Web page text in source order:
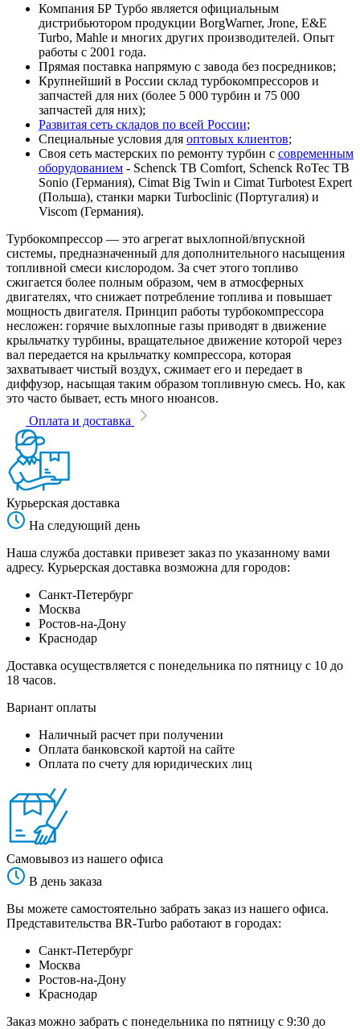
Компания БР Турбо является официальным
дистрибьютором продукции BorgWarner, Jrone, E&E
Turbo, Mahle и многих других производителей. Опыт
работы с 2001 года.
Прямая поставка напрямую с завода без посредников;
Крупнейший в России склад турбокомпрессоров и
запчастей для них (более 5 000 турбин и 75 000
запчастей для них);
Развитая сеть складов по всей России;
Специальные условия для оптовых клиентов;
Своя сеть мастерских по ремонту турбин с современным
оборудованием - Schenck TB Comfort, Schenck RoTec TB
Sonio (Германия), Cimat Big Twin и Cimat Turbotest Expert
(Польша), станки марки Turboclinic (Португалия) и
Viscom (Германия).
Турбокомпрессор — это агрегат выхлопной/впускной
системы, предназначенный для дополнительного насыщения
топливной смеси кислородом. За счет этого топливо
сжигается более полным образом, чем в атмосферных
двигателях, что снижает потребление топлива и повышает
мощность двигателя. Принцип работы турбокомпрессора
несложен: горячие выхлопные газы приводят в движение
крыльчатку турбины, вращательное движение которой через
вал передается на крыльчатку компрессора, которая
захватывает чистый воздух, сжимает его и передает в
диффузор, насыщая таким образом топливную смесь. Но, как
это часто бывает, есть много нюансов.
Оплата и доставка
Курьерская доставка
На следующий день
Наша служба доставки привезет заказ по указанному вами
адресу. Курьерская доставка возможна для городов:
Санкт-Петербург
Москва
Ростов-на-Дону
Краснодар
Доставка осуществляется с понедельника по пятницу с 10 до
18 часов.
Вариант оплаты
Наличный расчет при получении
Оплата банковской картой на сайте
Оплата по счету для юридических лиц
Самовывоз из нашего офиса
В день заказа
Вы можете самостоятельно забрать заказ из нашего офиса.
Представительства BR-Turbo работают в городах:
Санкт-Петербург
Москва
Ростов-на-Дону
Краснодар
Заказ можно забрать с понедельника по пятницу с 9:30 до